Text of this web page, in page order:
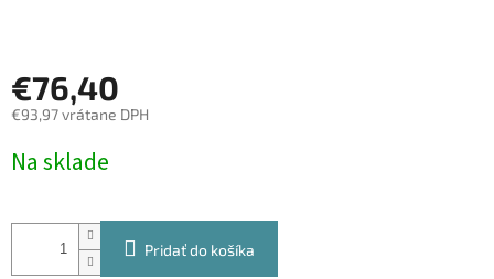
€76,40
€93,97 vrátane DPH
cena:
Na sklade
Pridať do košíka